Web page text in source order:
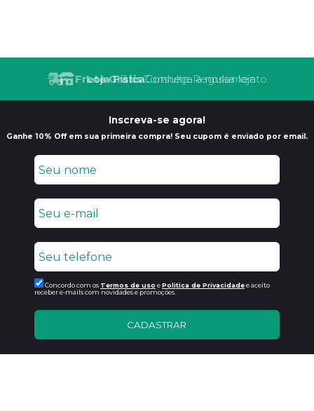
Frete GrátisConsulte Regulamento
Inscreva-se agora!
Ganhe 10% Off em sua primeira compra! Seu cupom é enviado por email.
Concordo com os Termos de uso ePolitica de Privacidadee aceito
receber e-mails com novidades e promoções.
CADASTRAR